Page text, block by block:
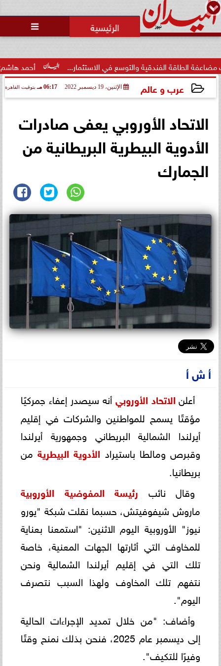

أحمد هاشم: الإعلام الفندقية والتوسع في الاستثمار...
عرب و عالم الإثنين، 19 ديسمبر 2022 06:17 مـ بتوقيت القاهرة
الاتحاد الأوروبي يعفى صادرات
الأدوية البيطرية البريطانية من
الجمارك
أ ش أ
أعلن الاتحاد الأوروبي أنه سيصدر إعفاء جمركيًا
مؤقتًا يسمح للمواطنين والشركات في إقليم
أيرلندا الشمالية البريطاني وجمهورية أيرلندا
وقبرص ومالطا باستيراد الأدوية البيطريةمن
بريطانيا.
وقال نائب رئيسة المفوضية الأوروبية
ماروش شيفوفيتش، حسبما نقلت شبكة "يورو
نيوز" الأوروبية اليوم الاثنين: "استمعنا بعناية
للمخاوف التي أثارتها الجهات المعنية، خاصة
تلك التي في إقليم أيرلندا الشمالية ونحن
نتفهم تلك المخاوف ولهذا السبب نتصرف
اليوم".
وأضاف: "من خلال تمديد الإجراءات الحالية
إلى ديسمبر عام 2025، فنحن بذلك نمنح وقتًا
وفيرًا للتكيف".